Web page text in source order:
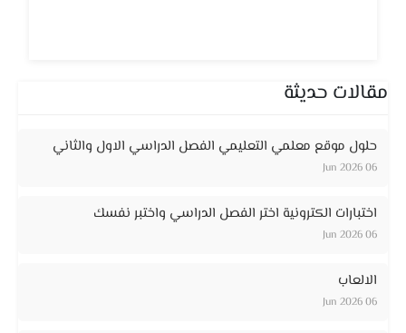
مقالات حديثة
حلول موقع معلمي التعليمي الفصل الدراسي الاول والثاني
06 Jun 2026
اختبارات الكترونية اختر الفصل الدراسي واختبر نفسك
06 Jun 2026
الالعاب
06 Jun 2026